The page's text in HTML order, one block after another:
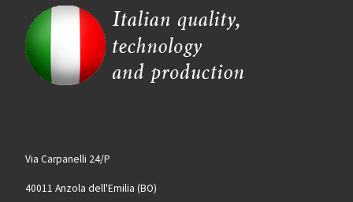
Via Carpanelli 24/P
40011 Anzola dell'Emilia (BO)